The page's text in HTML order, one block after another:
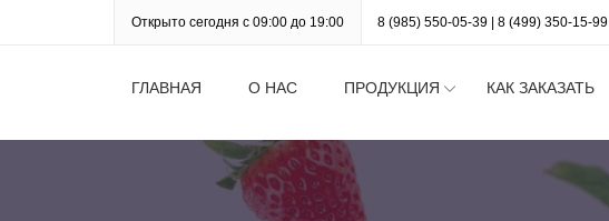
Открыто сегодня с 09:00 до 19:00 8 (985) 550-05-39 8 (499) 350-15-99
ГЛАВНАЯ О НАС ПРОДУКЦИЯ КАК ЗАКАЗАТЬ